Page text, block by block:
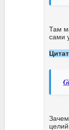
Там
сами